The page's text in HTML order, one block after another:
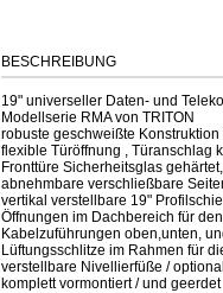
BESCHREIBUNG
19" universeller Daten- und
Modellserie RMA von TRITON
robuste geschweißte
flexible Türöffnung , Türanschlag
Fronttüre Sicherheitsglas
abnehmbare verschließbare
vertikal verstellbare 19"
Öffnungen im Dachbereich für
Kabelzuführungen oben,unten,
Lüftungsschlitze im Rahmen für
verstellbare Nivellierfüße /
komplett vormontiert / und geerdet